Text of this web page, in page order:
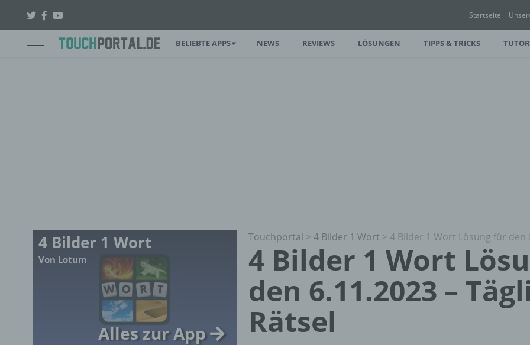
Startseite
BELIEBTE APPS NEWS REVIEWS LÖSUNGEN TIPPS & TRICKS
Touchportal > 4 Bilder 1 Wort > 4 Bilder 1 Wort Lösung für den
4 Bilder 1 Wort
den 6.11.2023 –
Rätsel
4 Bilder 1 Wort
Von Lotum
Alles zur App